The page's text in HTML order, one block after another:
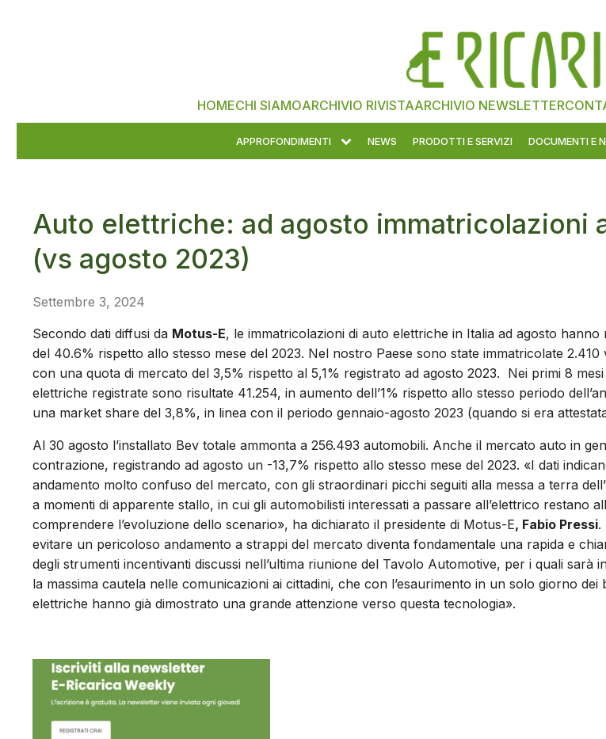
HOMECHI SIAMOARCHIVIO RIVISTAARCHIVIO NEWSLETTER
APPROFONDIMENTI NEWS PRODOTTI E SERVIZI DOCUMENTI E
Auto elettriche: ad agosto immatricolazioni
(vs agosto 2023)
Settembre 3, 2024
Secondo dati diffusi da Motus-E, le immatricolazioni di auto elettriche in Italia ad agosto
del 40.6% rispetto allo stesso mese del 2023. Nel nostro Paese sono state immatricolate
con una quota di mercato del 3,5% rispetto al 5,1% registrato ad agosto 2023. Nei primi 8
elettriche registrate sono risultate 41.254, in aumento dell’1% rispetto allo stesso periodo
una market share del 3,8%, in linea con il periodo gennaio-agosto 2023 (quando si era
Al 30 agosto l’installato Bev totale ammonta a 256.493 automobili. Anche il mercato auto in
contrazione, registrando ad agosto un -13,7% rispetto allo stesso mese del 2023. «I dati
andamento molto confuso del mercato, con gli straordinari picchi seguiti alla messa a terra
a momenti di apparente stallo, in cui gli automobilisti interessati a passare all’elettrico restano
comprendere l’evoluzione dello scenario», ha dichiarato il presidente di Motus-E, Fabio Pressi.
evitare un pericoloso andamento a strappi del mercato diventa fondamentale una rapida e
degli strumenti incentivanti discussi nell’ultima riunione del Tavolo Automotive, per i quali sarà
la massima cautela nelle comunicazioni ai cittadini, che con l’esaurimento in un solo giorno
elettriche hanno già dimostrato una grande attenzione verso questa tecnologia».